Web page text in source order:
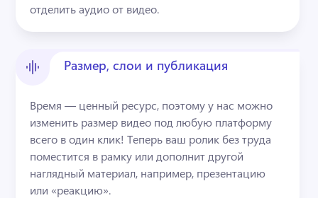
отделить аудио от видео.
Размер, слои и публикация
Время — ценный ресурс, поэтому у нас можно
изменить размер видео под любую платформу
всего в один клик! Теперь ваш ролик без труда
поместится в рамку или дополнит другой
наглядный материал, например, презентацию
или «реакцию».